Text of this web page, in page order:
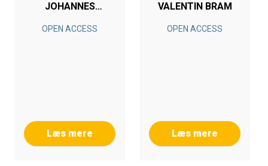
JOHANNES
OPEN ACCESS
Læs mere
VALENTIN BRAM
OPEN ACCESS
Læs mere